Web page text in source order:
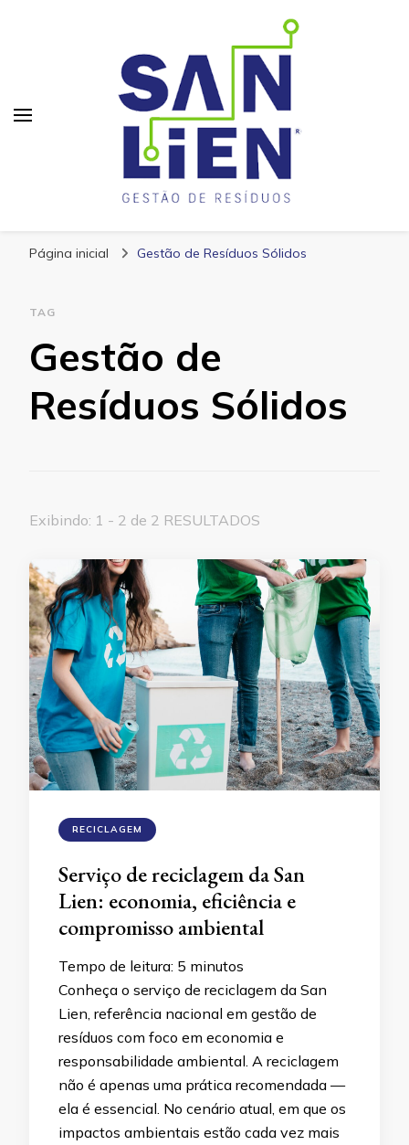
Página inicial Gestão de Resíduos Sólidos
TAG
Gestão de
Resíduos Sólidos
Exibindo: 1 - 2 de 2 RESULTADOS
RECICLAGEM
Serviço de reciclagem da San
Lien: economia, eficiência e
compromisso ambiental
Tempo de leitura: 5 minutos
Conheça o serviço de reciclagem da San
Lien, referência nacional em gestão de
resíduos com foco em economia e
responsabilidade ambiental. A reciclagem
não é apenas uma prática recomendada —
ela é essencial. No cenário atual, em que os
impactos ambientais estão cada vez mais